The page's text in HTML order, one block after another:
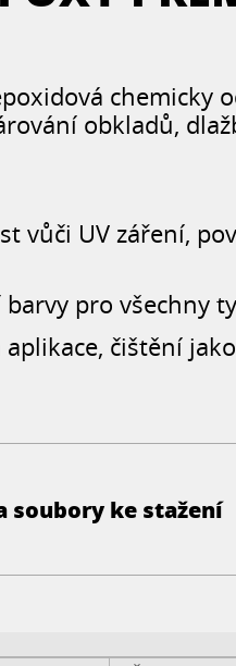
chemicky
obkladů,
vůči UV záření,
pro všechny
aplikace, čištění
soubory ke stažení